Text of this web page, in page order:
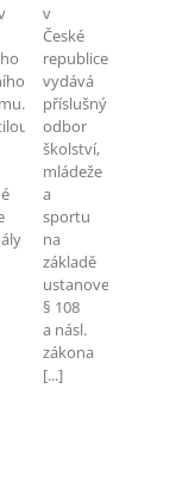
v
České
republice
vydává
příslušný
odbor
školství,
mládeže
a
sportu
na
základě
ustanovení
§ 108
a násl.
zákona
[...]